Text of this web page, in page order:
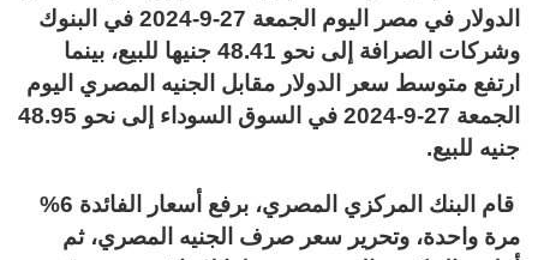
الدولار في مصر اليوم الجمعة 27-9-2024 في البنوك
وشركات الصرافة إلى نحو 48.41 جنيها للبيع، بينما
ارتفع متوسط سعر الدولار مقابل الجنيه المصري اليوم
الجمعة 27-9-2024 في السوق السوداء إلى نحو 48.95
جنيه للبيع.
قام البنك المركزي المصري، برفع أسعار الفائدة 6%
مرة واحدة، وتحرير سعر صرف الجنيه المصري، ثم